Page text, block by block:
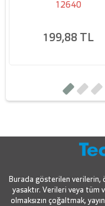
12640
199,88 TL
Burada gösterilen verilerin,
yasaktır. Verileri veya tüm
olmaksızın çoğaltmak,